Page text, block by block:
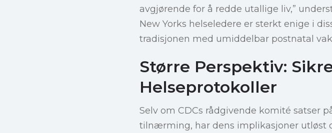
avgjørende for å redde utallige liv,”
New Yorks helseledere er sterkt enige i
tradisjonen med umiddelbar postnatal
Større Perspektiv:
Helseprotokoller
Selv om CDCs rådgivende komité satser
tilnærming, har dens implikasjoner utløst